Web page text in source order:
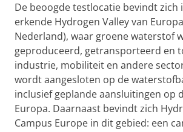
De beoogde testlocatie bevindt zich
erkende Hydrogen Valley van
Nederland), waar groene waterstof
geproduceerd, getransporteerd en
industrie, mobiliteit en andere
wordt aangesloten op de
inclusief geplande aansluitingen op
Europa. Daarnaast bevindt zich
Campus Europe in dit gebied: een